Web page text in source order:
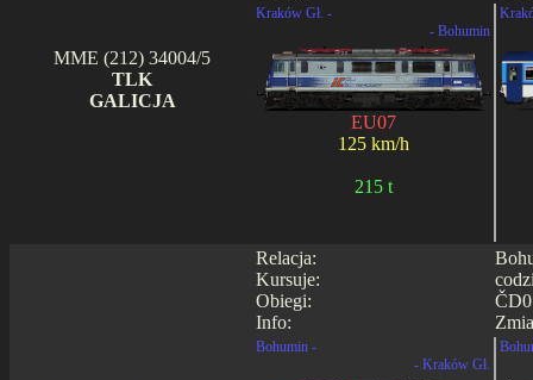
MME (212) 34004/5
TLK
GALICJA
Kraków Gł. -
- Bohumin
EU07
125 km/h
215 t
Relacja:
Kursuje:
Obiegi:
Info:
Bohumin -
- Kraków Gł.